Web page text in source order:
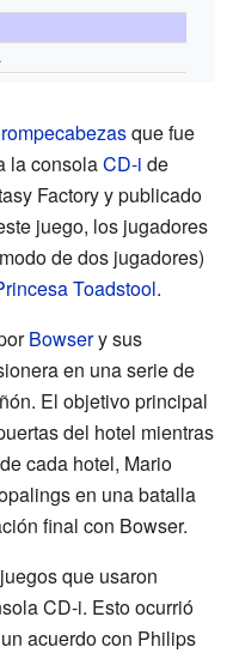
que fue
la consolaCD-i de
Factory y publicado
juego, los jugadores
de dos jugadores)
Toadstool.
Bowsery sus
en una serie de
El objetivo principal
del hotel mientras
cada hotel, Mario
en una batalla
final con Bowser.
que usaron
CD-i. Esto ocurrió
acuerdo con Philips